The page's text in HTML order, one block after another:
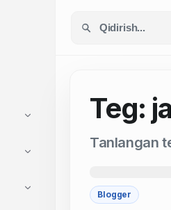
Teg:
Tanlangan
Blogger